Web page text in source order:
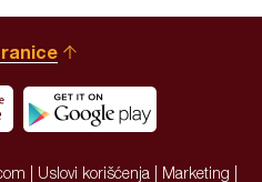
| Uslovi korišćenja Marketing